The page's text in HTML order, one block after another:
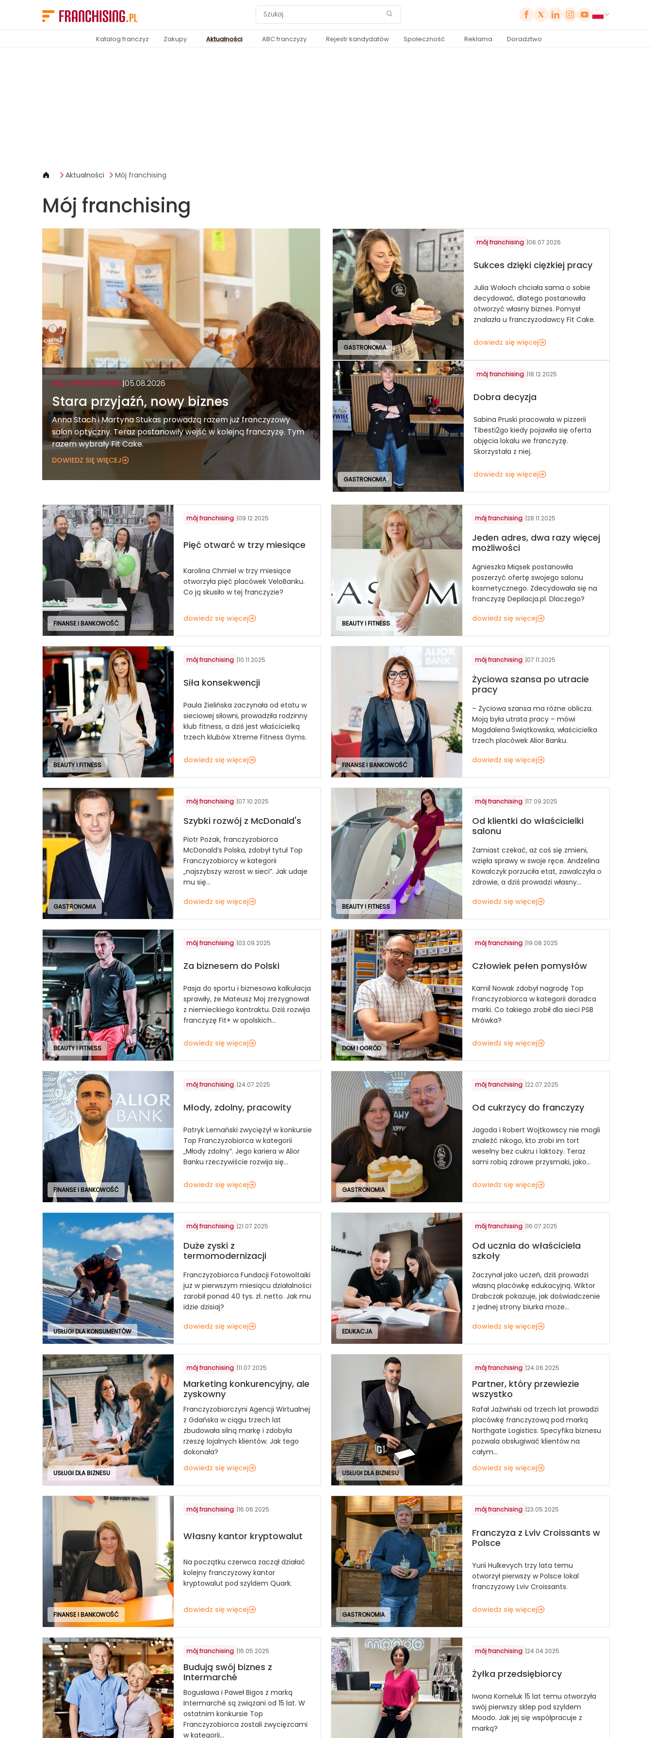
Katalog franczyz Zakupy Aktualności ABC franczyzy Rejestr kandydatów Społeczność Reklama Doradztwo
Aktualności Mój franchising
Mój franchising
MÓJ FRANCHISING|05.08.2026
Stara przyjaźń, nowy biznes
Anna Stach i Martyna Stukas prowadzą razem już franczyzowy
salon optyczny. Teraz postanowiły wejść w kolejną franczyzę. Tym
razem wybrały Fit Cake.
DOWIEDZ SIĘ WIĘCEJ
GASTRONOMIA
mój franchising |06.07.2026
Sukces dzięki ciężkiej pracy
Julia Wołoch chciała sama o sobie
decydować, dlatego postanowiła
otworzyć własny biznes. Pomysł
znalazła u franczyzodawcy Fit Cake.
dowiedz się więcej
GASTRONOMIA
mój franchising |18.12.2025
Dobra decyzja
Sabina Pruski pracowała w pizzerii
Tibesti2go kiedy pojawiła się oferta
objęcia lokalu we franczyzę.
Skorzystała z niej.
dowiedz się więcej
FINANSE I BANKOWOŚĆ
mój franchising |09.12.2025
Pięć otwarć w trzy miesiące
Karolina Chmiel w trzy miesiące
otworzyła pięć placówek VeloBanku.
Co ją skusiło w tej franczyzie?
dowiedz się więcej
BEAUTY I FITNESS
mój franchising |28.11.2025
Jeden adres, dwa razy więcej
możliwości
Agnieszka Miąsek postanowiła
poszerzyć ofertę swojego salonu
kosmetycznego. Zdecydowała się na
franczyzę Depilacja.pl. Dlaczego?
dowiedz się więcej
BEAUTY I FITNESS
mój franchising |10.11.2025
Siła konsekwencji
Paula Zielińska zaczynała od etatu w
sieciowej siłowni, prowadziła rodzinny
klub fitness, a dziś jest właścicielką
trzech klubów Xtreme Fitness Gyms.
dowiedz się więcej
FINANSE I BANKOWOŚĆ
mój franchising |07.11.2025
Życiowa szansa po utracie
pracy
– Życiowa szansa ma różne oblicza.
Moją była utrata pracy – mówi
Magdalena Świątkowska, właścicielka
trzech placówek Alior Banku.
dowiedz się więcej
GASTRONOMIA
mój franchising |07.10.2025
Szybki rozwój z McDonald's
Piotr Pożak, franczyzobiorca
McDonald’s Polska, zdobył tytuł Top
Franczyzobiorcy w kategorii
„najszybszy wzrost w sieci”. Jak udaje
mu się...
dowiedz się więcej
BEAUTY I FITNESS
mój franchising |17.09.2025
Od klientki do właścicielki
salonu
Zamiast czekać, aż coś się zmieni,
wzięła sprawy w swoje ręce. Andżelina
Kowalczyk porzuciła etat, zawalczyła o
zdrowie, a dziś prowadzi własny...
dowiedz się więcej
BEAUTY I FITNESS
mój franchising |03.09.2025
Za biznesem do Polski
Pasja do sportu i biznesowa kalkulacja
sprawiły, że Mateusz Moj zrezygnował
z niemieckiego kontraktu. Dziś rozwija
franczyzę Fit+ w opolskich...
dowiedz się więcej
DOM I OGRÓD
mój franchising |19.08.2025
Człowiek pełen pomysłów
Kamil Nowak zdobył nagrodę Top
Franczyzobiorca w kategorii doradca
marki. Co takiego zrobił dla sieci PSB
Mrówka?
dowiedz się więcej
FINANSE I BANKOWOŚĆ
mój franchising |24.07.2025
Młody, zdolny, pracowity
Patryk Lemański zwyciężył w konkursie
Top Franczyzobiorca w kategorii
„Młody zdolny”. Jego kariera w Alior
Banku rzeczywiście rozwija się...
dowiedz się więcej
GASTRONOMIA
mój franchising |22.07.2025
Od cukrzycy do franczyzy
Jagoda i Robert Wojtkowscy nie mogli
znaleźć nikogo, kto zrobi im tort
weselny bez cukru i laktozy. Teraz
sami robią zdrowe przysmaki, jako...
dowiedz się więcej
USŁUGI DLA KONSUMENTÓW
mój franchising |21.07.2025
Duże zyski z
termomodernizacji
Franczyzobiorca Fundacji Fotowoltaiki
już w pierwszym miesiącu działalności
zarobił ponad 40 tys. zł. netto. Jak mu
idzie dzisiaj?
dowiedz się więcej
EDUKACJA
mój franchising |16.07.2025
Od ucznia do właściciela
szkoły
Zaczynał jako uczeń, dziś prowadzi
własną placówkę edukacyjną. Wiktor
Drabczak pokazuje, jak doświadczenie
z jednej strony biurka może...
dowiedz się więcej
USŁUGI DLA BIZNESU
mój franchising |11.07.2025
Marketing konkurencyjny, ale
zyskowny
Franczyzobiorczyni Agencji Wirtualnej
z Gdańska w ciągu trzech lat
zbudowała silną markę i zdobyła
rzeszę lojalnych klientów. Jak tego
dokonała?
dowiedz się więcej
USŁUGI DLA BIZNESU
mój franchising |24.06.2025
Partner, który przewiezie
wszystko
Rafał Jaźwiński od trzech lat prowadzi
placówkę franczyzową pod marką
Northgate Logistics. Specyfika biznesu
pozwala obsługiwać klientów na
całym...
dowiedz się więcej
FINANSE I BANKOWOŚĆ
mój franchising |16.06.2025
Własny kantor kryptowalut
Na początku czerwca zaczął działać
kolejny franczyzowy kantor
kryptowalut pod szyldem Quark.
dowiedz się więcej
GASTRONOMIA
mój franchising |23.05.2025
Franczyza z Lviv Croissants w
Polsce
Yurii Hulkevych trzy lata temu
otworzył pierwszy w Polsce lokal
franczyzowy Lviv Croissants.
dowiedz się więcej
mój franchising |16.05.2025
Budują swój biznes z
Intermarché
Bogusława i Paweł Bigos z marką
Intermarché są związani od 15 lat. W
ostatnim konkursie Top
Franczyzobiorca zostali zwycięzcami
w kategorii...
mój franchising |24.04.2025
Żyłka przedsiębiorcy
Iwona Korneluk 15 lat temu otworzyła
swój pierwszy sklep pod szyldem
Moodo. Jak jej się współpracuje z
marką?